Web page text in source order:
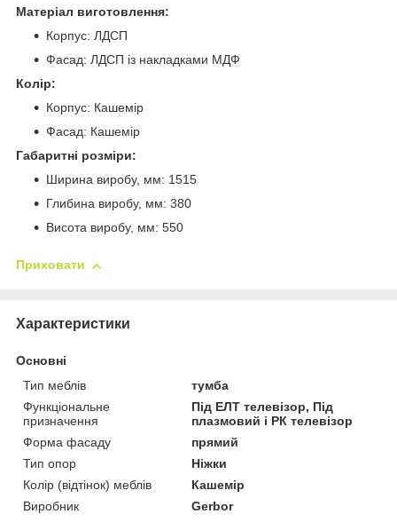
Матеріал виготовлення:
Корпус: ЛДСП
Фасад: ЛДСП із накладками МДФ
Колір:
Корпус: Кашемір
Фасад: Кашемір
Габаритні розміри:
Ширина виробу, мм: 1515
Глибина виробу, мм: 380
Висота виробу, мм: 550
Приховати
Характеристики
Основні
Тип меблів
тумба
Функціональне
призначення
Під ЕЛТ телевізор, Під
плазмовий і РК телевізор
Форма фасаду
прямий
Тип опор
Ніжки
Колір (відтінок) меблів
Кашемір
Виробник
Gerbor